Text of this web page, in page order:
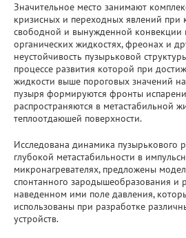
Значительное место занимают
кризисных и переходных явлений при
свободной и вынужденной конвекции
органических жидкостях, фреонах и
неустойчивость пузырьковой
процессе развития которой при
жидкости выше пороговых значений
пузыря формируются фронты
распространяются в метастабильной
теплоотдаюшей поверхности.
Исследована динамика пузырькового
глубокой метастабильности в
микронагревателях, предложены
спонтанного зародышеобразования и
наведенном ими поле давления,
использованы при разработке
устройств.